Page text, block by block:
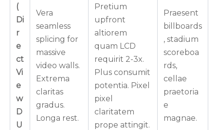
(
Di
r
e
ct
Vi
e
w
D
U
Vera
seamless
splicing for
massive
video walls.
Extrema
claritas
gradus.
Longa rest.
Pretium
upfront
altiorem
quam LCD
requirit 2-3x.
Plus consumit
potentia. Pixel
pixel
claritatem
prope attingit.
Praesent
billboards
, stadium
scoreboa
rds,
cellae
praetoria
e
magnae.